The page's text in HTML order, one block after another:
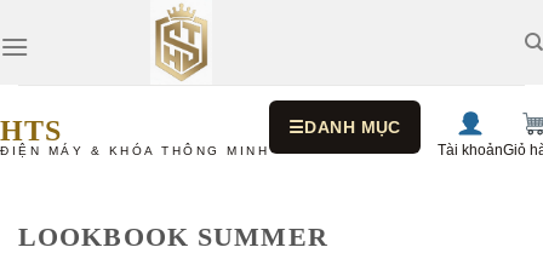
qua
HTS
ĐIỆN MÁY & KHÓA THÔNG MINH
☰DANH MỤC
Tài khoảnGiỏ
LOOKBOOK SUMMER